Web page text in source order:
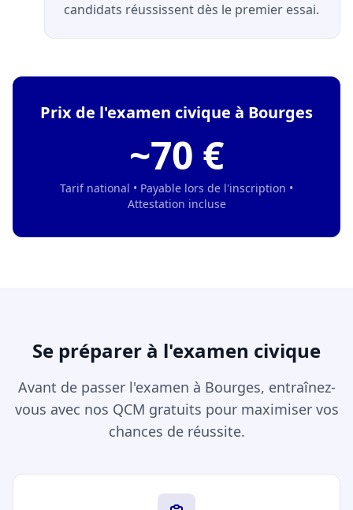
candidats réussissent dès le premier essai.
Prix de l'examen civique à Bourges
~70 €
Tarif national • Payable lors de l'inscription •
Attestation incluse
Se préparer à l'examen civique
Avant de passer l'examen à Bourges, entraînez-
vous avec nos QCM gratuits pour maximiser vos
chances de réussite.